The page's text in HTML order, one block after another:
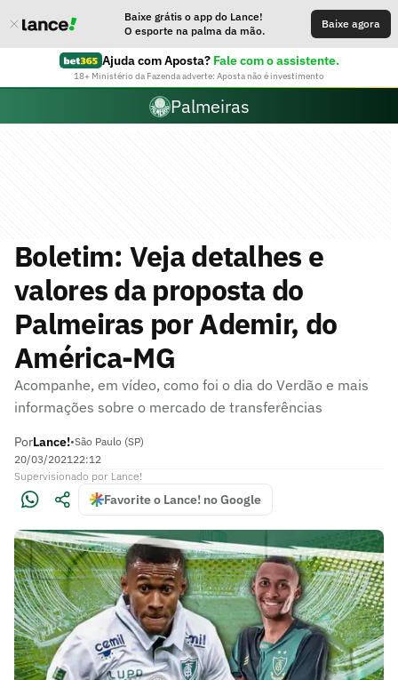
Baixe grátis o app do Lance!
O esporte na palma da mão.
Baixe agora
Ajuda com Aposta? Fale com o assistente.
18+ Ministério da Fazenda adverte: Aposta não é investimento
Palmeiras
Boletim: Veja detalhes e
valores da proposta do
Palmeiras por Ademir, do
América-MG
Acompanhe, em vídeo, como foi o dia do Verdão e mais
informações sobre o mercado de transferências
PorLance!•São Paulo (SP)
20/03/202122:12
Supervisionado por Lance!
Favorite o Lance! no Google